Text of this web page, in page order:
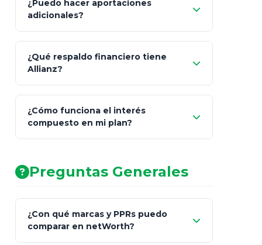
100% a tus
beneficiarios designados
¿Puedo hacer aportaciones
adicionales?
¿Qué respaldo financiero tiene
Allianz?
AA (Muy Fuerte)
¿Cómo funciona el interés
compuesto en mi plan?
Preguntas Generales
¿Con qué marcas y PPRs puedo
comparar en netWorth?